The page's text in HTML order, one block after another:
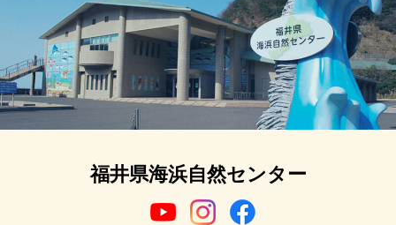
福井県海浜自然センター